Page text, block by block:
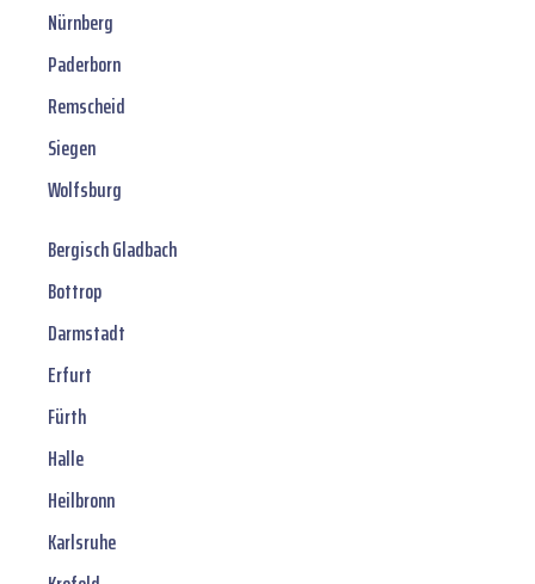
Nürnberg
Paderborn
Remscheid
Siegen
Wolfsburg
Bergisch Gladbach
Bottrop
Darmstadt
Erfurt
Fürth
Halle
Heilbronn
Karlsruhe